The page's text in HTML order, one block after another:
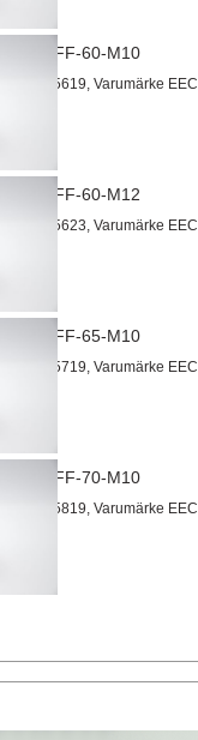
Isolator FF-60-M10
Artnr 3015619, Varumärke EEC
Isolator FF-60-M12
Artnr 3015623, Varumärke EEC
Isolator FF-65-M10
Artnr 3015719, Varumärke EEC
Isolator FF-70-M10
Artnr 3015819, Varumärke EEC